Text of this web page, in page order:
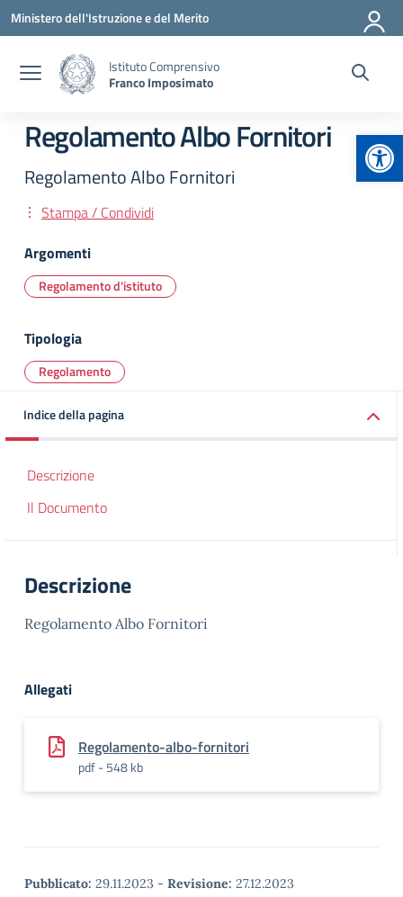
Vai ai contenuti
Vai al menu di navigazione
Vai al footer
Ministero dell'Istruzione e del Merito
Istituto Comprensivo
Franco Imposimato
Regolamento Albo Fornitori
Regolamento Albo Fornitori
Stampa / Condividi
Argomenti
Regolamento d'istituto
Tipologia
Regolamento
Indice della pagina
Descrizione
Il Documento
Descrizione
Regolamento Albo Fornitori
Allegati
Regolamento-albo-fornitori
pdf - 548 kb
Pubblicato: 29.11.2023 - Revisione: 27.12.2023